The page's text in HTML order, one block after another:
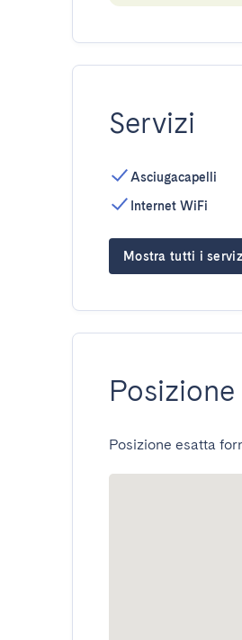
Servizi
Asciugacapelli
Internet WiFi
Mostra tutti i
Posizione
Posizione esatta